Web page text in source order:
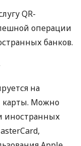
QR-
операции
банков.
на
карты. Можно
иностранных